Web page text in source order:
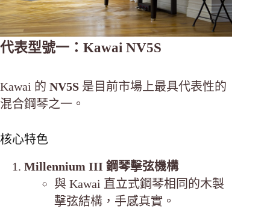
代表型號一：Kawai NV5S
Kawai 的 NV5S 是目前市場上最具代表性的
混合鋼琴之一。
核心特色
Millennium III 鋼琴擊弦機構
與 Kawai 直立式鋼琴相同的木製
擊弦結構，手感真實。